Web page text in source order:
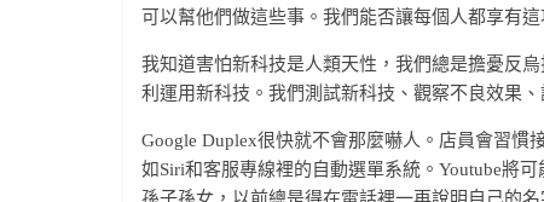
可以幫他們做這些事。我們能否讓每個人都享有這
我知道害怕新科技是人類天性，我們總是擔憂反
利運用新科技。我們測試新科技、觀察不良效果
Google Duplex很快就不會那麼嚇人。店員會習慣
如Siri和客服專線裡的自動選單系統。Youtube將